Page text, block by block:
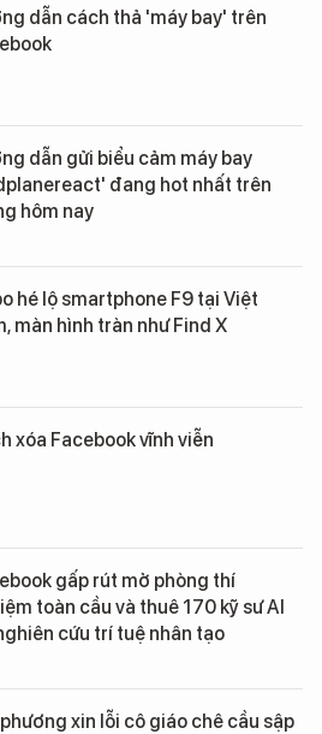
dẫn cách thả 'máy bay' trên
dẫn gửi biểu cảm máy bay
đang hot nhất trên
hôm nay
hé lộ smartphone F9 tại Việt
màn hình tràn như Find X
xóa Facebook vĩnh viễn
gấp rút mở phòng thí
toàn cầu và thuê 170 kỹ sư AI
cứu trí tuệ nhân tạo
xin lỗi cô giáo chê cầu sập